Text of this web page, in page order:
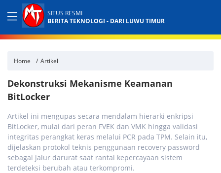
SITUS RESMI
BERITA TEKNOLOGI - DARI LUWU TIMUR
Home Artikel
Dekonstruksi Mekanisme Keamanan
BitLocker
Artikel ini mengupas secara mendalam hierarki enkripsi
BitLocker, mulai dari peran FVEK dan VMK hingga validasi
integritas perangkat keras melalui PCR pada TPM. Selain itu,
dijelaskan protokol teknis penggunaan recovery password
sebagai jalur darurat saat rantai kepercayaan sistem
terdeteksi berubah atau terkompromi.